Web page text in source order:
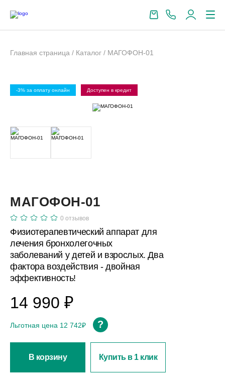
Главная страница / Каталог / МАГОФОН-01
-3% за оплату онлайн Доступен в кредит
МАГОФОН-01
0 отзывов
Физиотерапевтический аппарат для
лечения бронхолегочных
заболеваний у детей и взрослых. Два
фактора воздействия - двойная
эффективность!
14 990 ₽
Льготная цена 12 742₽ ?
В корзину Купить в 1 клик